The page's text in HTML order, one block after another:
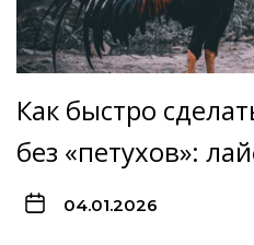
Как быстро
без «петухов»:
04.01.2026